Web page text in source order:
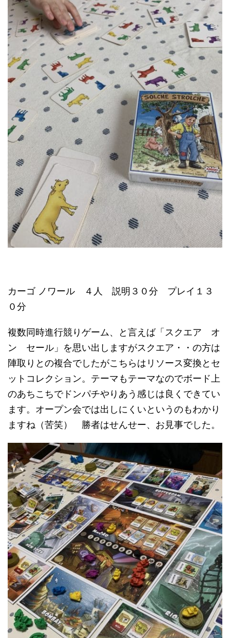
カーゴ ノワール ４人 説明３０分 プレイ１３
０分
複数同時進行競りゲーム、と言えば「スクエア オ
ン セール」を思い出しますがスクエア・・の方は
陣取りとの複合でしたがこちらはリソース変換とセ
ットコレクション。テーマもテーマなのでボード上
のあちこちでドンパチやりあう感じは良くできてい
ます。オープン会では出しにくいというのもわかり
ますね（苦笑） 勝者はせんせー、お見事でした。